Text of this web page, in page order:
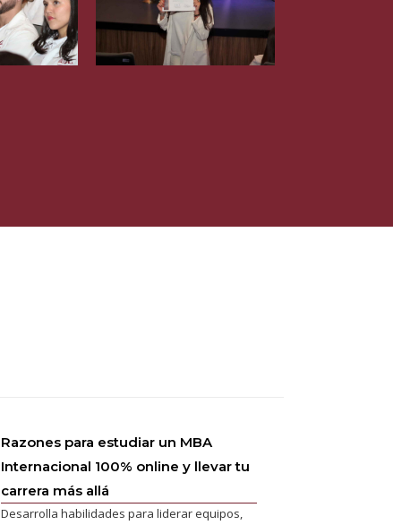
Razones para estudiar un MBA
Internacional 100% online y llevar tu
carrera más allá
Desarrolla habilidades para liderar equipos,